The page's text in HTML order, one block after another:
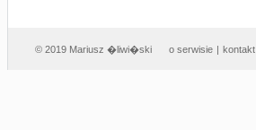
© 2019 Mariusz �liwi�ski o serwisie | kontakt